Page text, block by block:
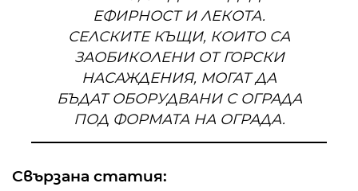
ЕФИРНОСТ И ЛЕКОТА.
СЕЛСКИТЕ КЪЩИ, КОИТО СА
ЗАОБИКОЛЕНИ ОТ ГОРСКИ
НАСАЖДЕНИЯ, МОГАТ ДА
БЪДАТ ОБОРУДВАНИ С ОГРАДА
ПОД ФОРМАТА НА ОГРАДА.
Свързана статия: